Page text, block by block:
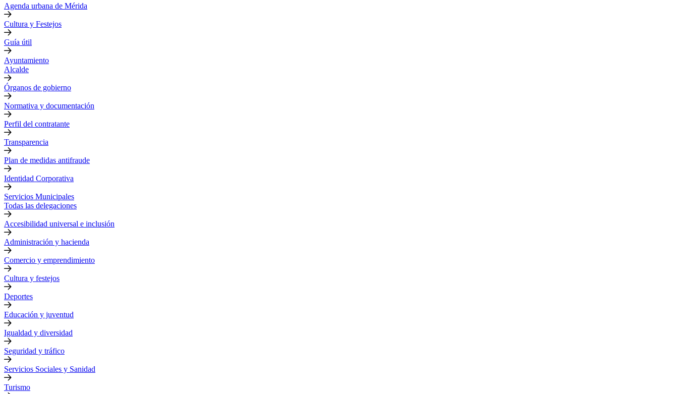
Agenda urbana de Mérida
Cultura y Festejos
Guía útil
Ayuntamiento
Alcalde
Órganos de gobierno
Normativa y documentación
Perfil del contratante
Transparencia
Plan de medidas antifraude
Identidad Corporativa
Servicios Municipales
Todas las delegaciones
Accesibilidad universal e inclusión
Administración y hacienda
Comercio y emprendimiento
Cultura y festejos
Deportes
Educación y juventud
Igualdad y diversidad
Seguridad y tráfico
Servicios Sociales y Sanidad
Turismo